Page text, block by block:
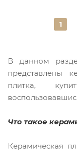
1
В данном
представлены
плитка,
Что такое
Керамическая